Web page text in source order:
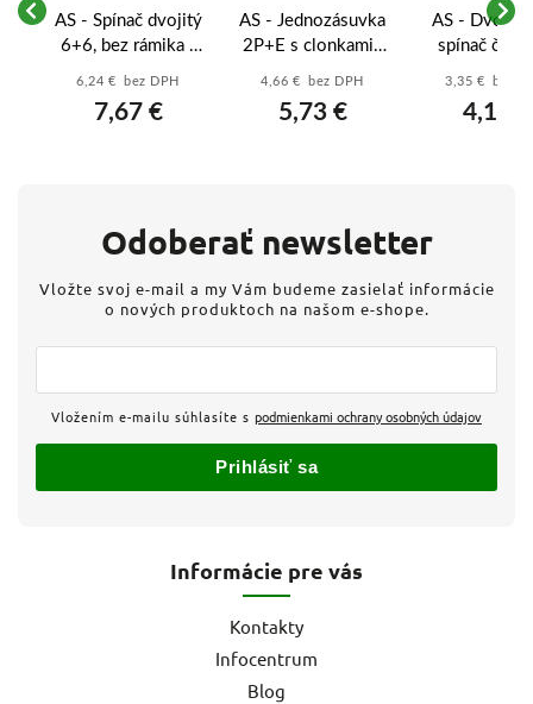
AS - Spínač dvojitý
6+6, bez rámika -
biela
6,24 € bez DPH
7,67 €
AS - Jednozásuvka
2P+E s clonkami ,
IP44 - biela
4,66 € bez DPH
5,73 €
AS -
spínač č. 5,
rámika -
3,35 € bez
4,12 €
Informácie pre vás
Kontakty
Infocentrum
Blog
Odoberať newsletter
Vložte svoj e-mail a my Vám budeme zasielať informácie
o nových produktoch na našom e-shope.
Vložením e-mailu súhlasíte s podmienkami ochrany osobných údajov
Prihlásiť sa